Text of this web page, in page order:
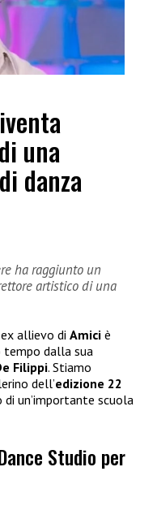
una
danza
ha raggiunto un
artistico di una
allievo di Amici è
tempo dalla sua
Filippi. Stiamo
dell’edizione 22
un’importante scuola
Studio per